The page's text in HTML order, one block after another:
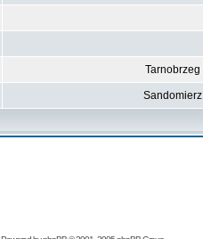
Tarnobrzeg
Sandomierz